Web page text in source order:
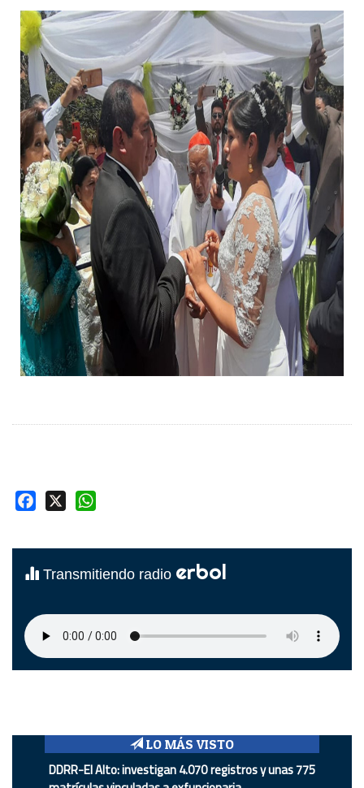
Facebook
Transmitiendo radio erbol
LO MÁS VISTO
DDRR-El Alto: investigan 4.070 registros y unas 775